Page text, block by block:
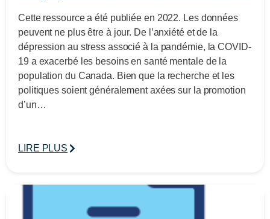
Cette ressource a été publiée en 2022. Les données
peuvent ne plus être à jour. De l’anxiété et de la
dépression au stress associé à la pandémie, la COVID-
19 a exacerbé les besoins en santé mentale de la
population du Canada. Bien que la recherche et les
politiques soient généralement axées sur la promotion
d’un…
LIRE PLUS